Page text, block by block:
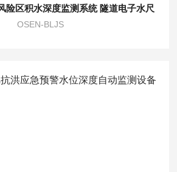
险区积水深度监测系统 隧道电子水尺
OSEN-BLJS